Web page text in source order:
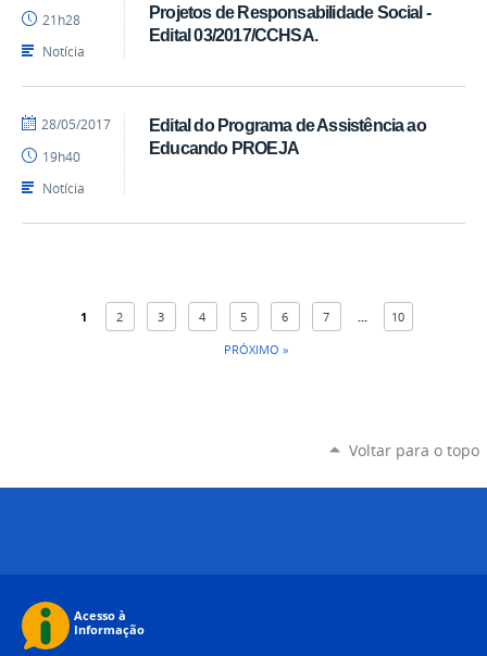
Projetos de Responsabilidade Social -
Edital 03/2017/CCHSA.
Dantas
21h28
Notícia
Edital do Programa de Assistência ao
Educando PROEJA
por
publicado
28/05/2017
19h40
Notícia
1 2 3 4 5 6 7 ...
10
PRÓXIMO »
Voltar para o topo